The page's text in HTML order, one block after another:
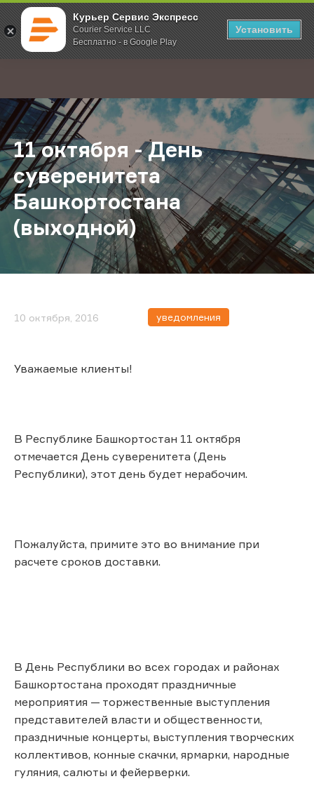
Курьер Сервис Экспресс
Courier Service LLC
Бесплатно - в Google Play
Установить
; Главная О компании Новости 11 октября - День суверенитета
11 октября - День
суверенитета
Башкортостана
(выходной)
10 октября, 2016 уведомления
Уважаемые клиенты!
В Республике Башкортостан 11 октября
отмечается День суверенитета (День
Республики), этот день будет нерабочим.
Пожалуйста, примите это во внимание при
расчете сроков доставки.
В День Республики во всех городах и районах
Башкортостана проходят праздничные
мероприятия — торжественные выступления
представителей власти и общественности,
праздничные концерты, выступления творческих
коллективов, конные скачки, ярмарки, народные
гуляния, салюты и фейерверки.